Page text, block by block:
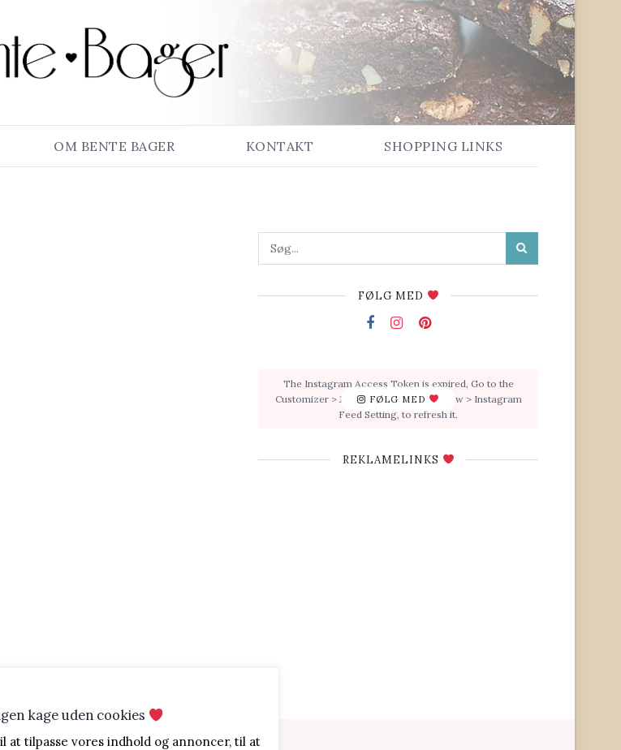
OM BENTE BAGER KONTAKT SHOPPING LINKS
FØLG MED
FØLG MED
The Instagram Access Token is expired, Go to the
Customizer > JNews : Social, Like & View > Instagram
Feed Setting, to refresh it.
REKLAMELINKS
kage uden cookies
at tilpasse vores indhold og annoncer, til at